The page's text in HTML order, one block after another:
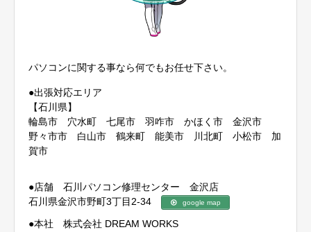
パソコンに関する事なら何でもお任せ下さい。
●出張対応エリア
【石川県】
輪島市 穴水町 七尾市 羽咋市 かほく市 金沢市
野々市市 白山市 鶴来町 能美市 川北町 小松市 加
賀市
●店舗 石川パソコン修理センター 金沢店
石川県金沢市野町3丁目2-34
google map
●本社 株式会社 DREAM WORKS